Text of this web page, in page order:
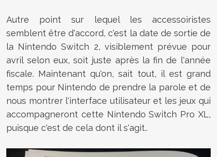
Autre point sur lequel les accessoiristes
semblent être d'accord, c'est la date de sortie de
la Nintendo Switch 2, visiblement prévue pour
avril selon eux, soit juste après la fin de l'année
fiscale. Maintenant qu'on, sait tout, il est grand
temps pour Nintendo de prendre la parole et de
nous montrer l'interface utilisateur et les jeux qui
accompagneront cette Nintendo Switch Pro XL,
puisque c'est de cela dont il s'agit..